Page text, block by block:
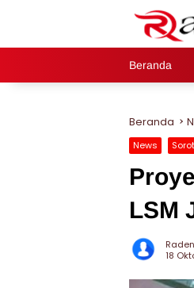
Beranda
Beranda
News Sorot
LSM
18